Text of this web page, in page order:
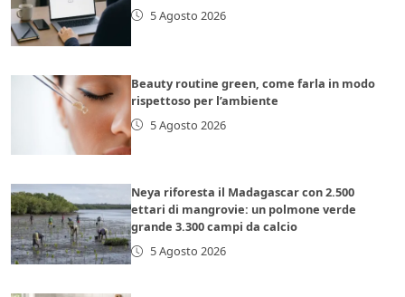
5 Agosto 2026
Beauty routine green, come farla in modo
rispettoso per l’ambiente
5 Agosto 2026
Neya riforesta il Madagascar con 2.500
ettari di mangrovie: un polmone verde
grande 3.300 campi da calcio
5 Agosto 2026